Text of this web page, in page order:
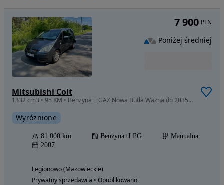
Mitsubishi Colt
1332 cm3 • 95 KM • Benzyna + GAZ Nowa Butla Ważna do 2035 Niski Przebieg 18zł/100km
Wyróżnione
81 000 km Benzyna+LPG
Manualna
2007
Legionowo (Mazowieckie)
Prywatny sprzedawca • Opublikowano
7 900 PLN
Poniżej średniej